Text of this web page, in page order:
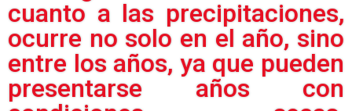
cuanto a las precipitaciones,
ocurre no solo en el año, sino
entre los años, ya que pueden
presentarse años con